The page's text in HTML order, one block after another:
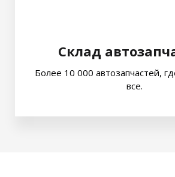
Склад
Более 10 000 автозапчастей,
все.